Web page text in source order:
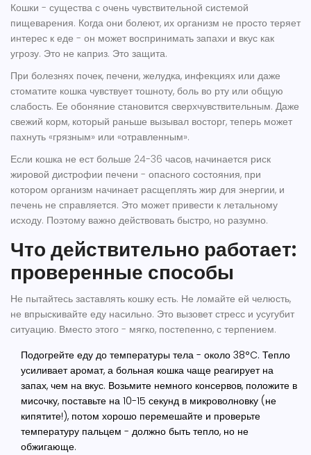
Кошки - существа с очень чувствительной системой
пищеварения. Когда они болеют, их организм не просто теряет
интерес к еде - он может воспринимать запахи и вкус как
угрозу. Это не каприз. Это защита.
При болезнях почек, печени, желудка, инфекциях или даже
стоматите кошка чувствует тошноту, боль во рту или общую
слабость. Ее обоняние становится сверхчувствительным. Даже
свежий корм, который раньше вызывал восторг, теперь может
пахнуть «грязным» или «отравленным».
Если кошка не ест больше 24-36 часов, начинается риск
жировой дистрофии печени - опасного состояния, при
котором организм начинает расщеплять жир для энергии, и
печень не справляется. Это может привести к летальному
исходу. Поэтому важно действовать быстро, но разумно.
Что действительно работает:
проверенные способы
Не пытайтесь заставлять кошку есть. Не ломайте ей челюсть,
не впрыскивайте еду насильно. Это вызовет стресс и усугубит
ситуацию. Вместо этого - мягко, постепенно, с терпением.
Подогрейте еду до температуры тела - около 38°C. Тепло
усиливает аромат, а больная кошка чаще реагирует на
запах, чем на вкус. Возьмите немного консервов, положите в
мисочку, поставьте на 10-15 секунд в микроволновку (не
кипятите!), потом хорошо перемешайте и проверьте
температуру пальцем - должно быть тепло, но не
обжигающе.